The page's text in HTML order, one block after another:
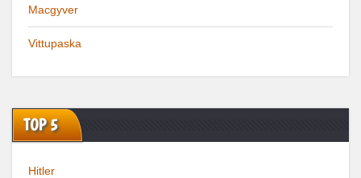
Macgyver
Vittupaska
TOP 5
Hitler